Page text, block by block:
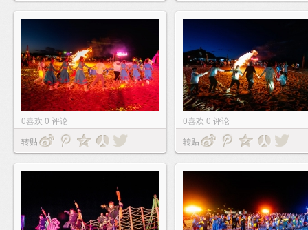
0喜欢 0 评论
转贴
0喜欢 0 评论
转贴